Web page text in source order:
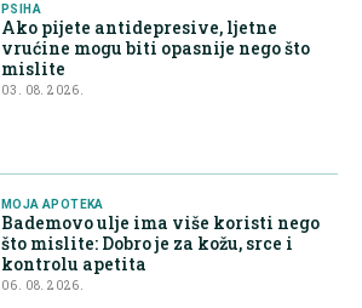
PSIHA
Ako pijete antidepresive, ljetne
vrućine mogu biti opasnije nego što
mislite
03. 08. 2026.
MOJA APOTEKA
Bademovo ulje ima više koristi nego
što mislite: Dobro je za kožu, srce i
kontrolu apetita
06. 08. 2026.